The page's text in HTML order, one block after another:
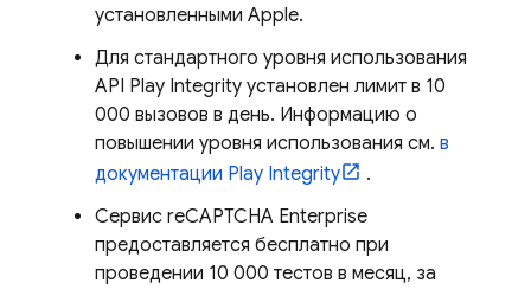
установленными Apple.
Для стандартного уровня использования
API Play Integrity установлен лимит в 10
000 вызовов в день. Информацию о
повышении уровня использования см. в
документации Play Integrity
.
Сервис reCAPTCHA Enterprise
предоставляется бесплатно при
проведении 10 000 тестов в месяц, за